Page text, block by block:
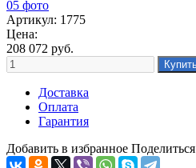
Артикул: 1775
Цена:
208 072 руб.
Доставка
Оплата
Гарантия
Добавить в избранное Поделиться